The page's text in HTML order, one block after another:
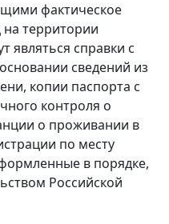
фактическое
территории
являться справки с
сведений из
копии паспорта с
контроля о
о проживании в
по месту
в порядке,
Российской